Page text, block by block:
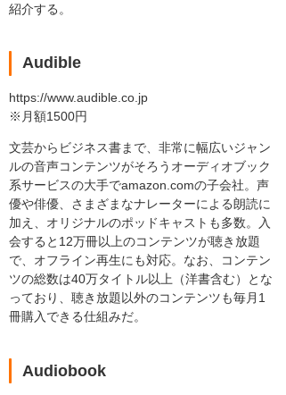
紹介する。
Audible
https://www.audible.co.jp
※月額1500円
文芸からビジネス書まで、非常に幅広いジャン
ルの音声コンテンツがそろうオーディオブック
系サービスの大手でamazon.comの子会社。声
優や俳優、さまざまなナレーターによる朗読に
加え、オリジナルのポッドキャストも多数。入
会すると12万冊以上のコンテンツが聴き放題
で、オフライン再生にも対応。なお、コンテン
ツの総数は40万タイトル以上（洋書含む）とな
っており、聴き放題以外のコンテンツも毎月1
冊購入できる仕組みだ。
Audiobook